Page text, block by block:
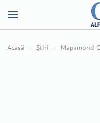
Acasă Știri Mapamond